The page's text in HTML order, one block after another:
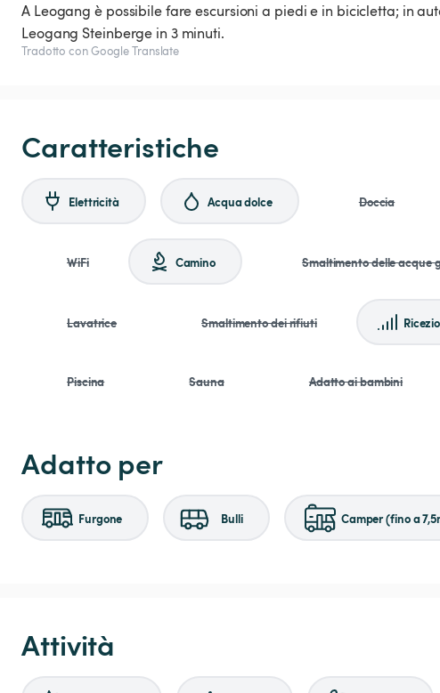
A Leogang è possibile fare escursioni a piedi e in bicicletta; in
Leogang Steinberge in 3 minuti.
Tradotto con Google Translate
Caratteristiche
Elettricità Acqua dolce Doccia
WiFi Camino Smaltimento delle acque
Lavatrice Smaltimento dei rifiuti
Piscina Sauna Adatto ai bambini
Adatto per
Furgone Bulli Camper (fino a
Attività